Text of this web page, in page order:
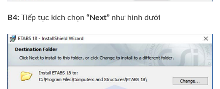
B4: Tiếp tục kích chọn “Next” như hình dưới